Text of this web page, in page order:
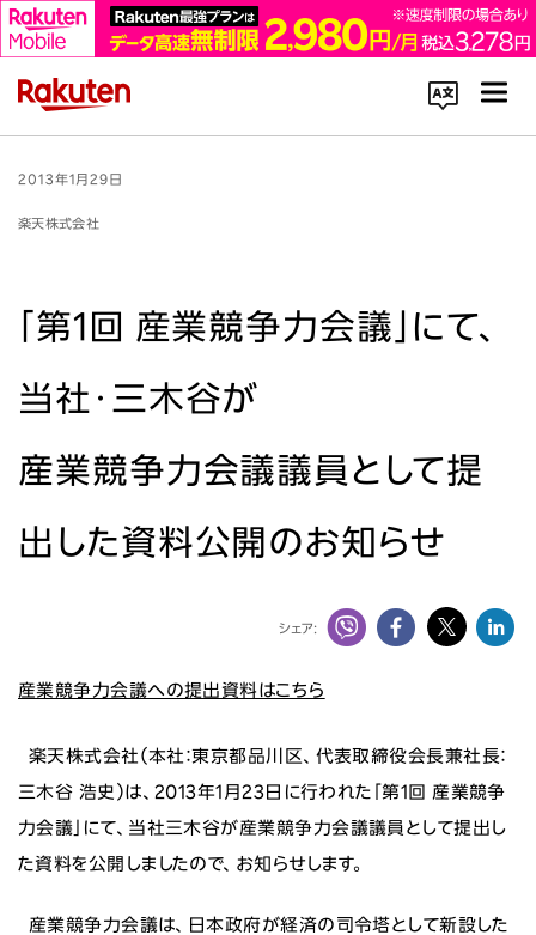
コーポレートサイト内を検索
Rakuten Innovation
ニュース
サステナビリティ
採用情報
2013年1月29日
楽天株式会社
「第1回 産業競争力会議」にて、
当社・三木谷が
産業競争力会議議員として提
出した資料公開のお知らせ
シェア:
産業競争力会議への提出資料はこちら
楽天株式会社（本社：東京都品川区、代表取締役会長兼社長：
三木谷 浩史）は、2013年1月23日に行われた「第1回 産業競争
力会議」にて、当社三木谷が産業競争力会議議員として提出し
た資料を公開しましたので、お知らせします。
産業競争力会議は、日本政府が経済の司令塔として新設した